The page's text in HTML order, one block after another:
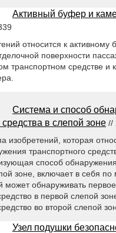
Активный буфер и
относится к активному
поверхности
транспортном средстве и
Система и способ
средства в слепой зоне //
изобретений, которая
транспортного
способ
зоне, включает в себя
может обнаруживать
в первой слепой
во второй слепой
Узел подушки